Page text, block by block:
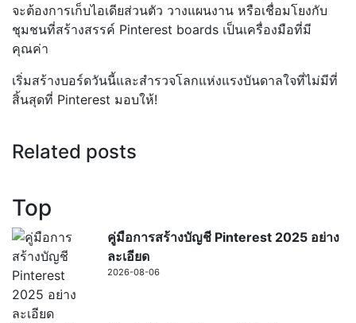
จะต้องการเก็บไอเดียส่วนตัว วางแผนงาน หรือเชื่อมโยงกับ
ชุมชนที่สร้างสรรค์ Pinterest boards เป็นเครื่องมือที่มี
คุณค่า
เริ่มสร้างบอร์ดวันนี้และสำรวจโลกแห่งแรงบันดาลใจที่ไม่มีที่
สิ้นสุดที่ Pinterest มอบให้!
Related posts
Top
คู่มือการสร้างบัญชี Pinterest 2025 อย่าง
ละเอียด
2026-08-06